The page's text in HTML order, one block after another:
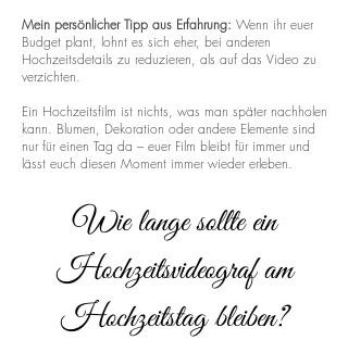
Mein persönlicher Tipp aus Erfahrung: Wenn ihr euer
Budget plant, lohnt es sich eher, bei anderen
Hochzeitsdetails zu reduzieren, als auf das Video zu
verzichten.
Ein Hochzeitsfilm ist nichts, was man später nachholen
kann. Blumen, Dekoration oder andere Elemente sind
nur für einen Tag da – euer Film bleibt für immer und
lässt euch diesen Moment immer wieder erleben.
Wie lange sollte ein
Hochzeitsvideograf am
Hochzeitstag bleiben?